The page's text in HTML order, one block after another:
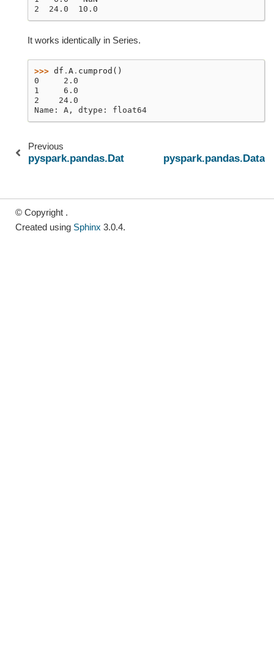
2  24.0  10.0
It works identically in Series.
>>> df . A . cumprod ()
0     2.0
1     6.0
2    24.0
Name: A, dtype: float64
Previous
pyspark.pandas.DataFrame.cumsum
© Copyright .
Created using Sphinx 3.0.4.